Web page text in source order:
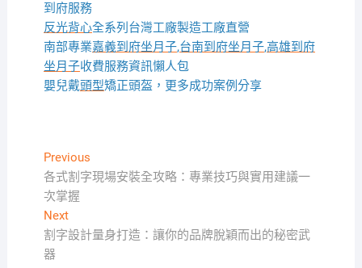
到府服務
反光背心全系列台灣工廠製造工廠直營
南部專業嘉義到府坐月子,台南到府坐月子,高雄到府
坐月子收費服務資訊懶人包
嬰兒戴頭型矯正頭盔，更多成功案例分享
文
章
導
覽
PreviousPrevious
post:
各式割字現場安裝全攻略：專業技巧與實用建議一
次掌握
NextNext
post:
割字設計量身打造：讓你的品牌脫穎而出的秘密武
器